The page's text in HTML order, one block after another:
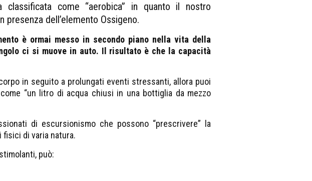
classificata come “aerobica” in quanto il nostro
dell’elemento Ossigeno.
è ormai messo in secondo piano nella vita della
ci si muove in auto. Il risultato è che la capacità
in seguito a prolungati eventi stressanti, allora puoi
“un litro di acqua chiusi in una bottiglia da mezzo
di escursionismo che possono “prescrivere” la
di varia natura.
può: